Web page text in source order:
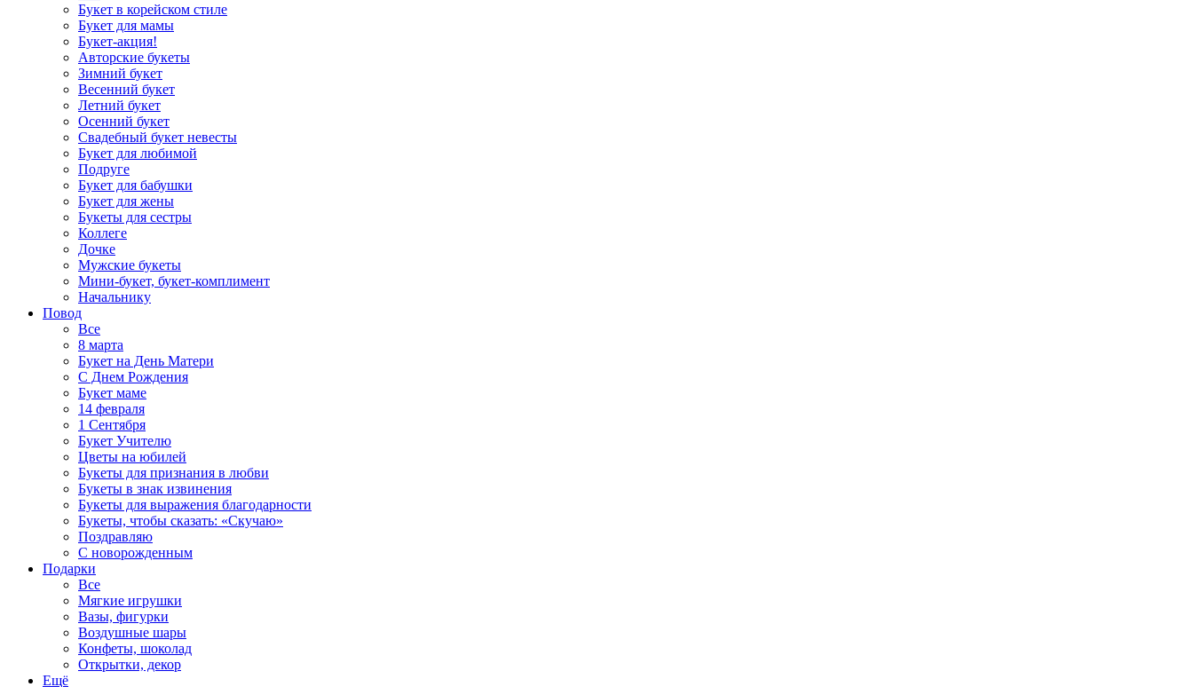
Букет в корейском стиле
Букет для мамы
Букет-акция!
Авторские букеты
Зимний букет
Весенний букет
Летний букет
Осенний букет
Свадебный букет невесты
Букет для любимой
Подруге
Букет для бабушки
Букет для жены
Букеты для сестры
Коллеге
Дочке
Мужские букеты
Мини-букет, букет-комплимент
Начальнику
Повод
Все
8 марта
Букет на День Матери
С Днем Рождения
Букет маме
14 февраля
1 Сентября
Букет Учителю
Цветы на юбилей
Букеты для признания в любви
Букеты в знак извинения
Букеты для выражения благодарности
Букеты, чтобы сказать: «Скучаю»
Поздравляю
С новорожденным
Подарки
Все
Мягкие игрушки
Вазы, фигурки
Воздушные шары
Конфеты, шоколад
Открытки, декор
Ещё